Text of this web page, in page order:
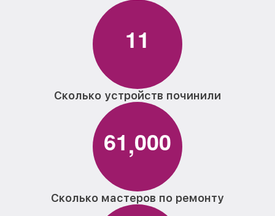
11
Сколько устройств починили
61,000
Сколько мастеров по ремонту